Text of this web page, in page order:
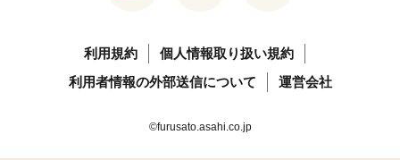
利用規約
個人情報取り扱い規約
利用者情報の外部送信について
運営会社
©furusato.asahi.co.jp